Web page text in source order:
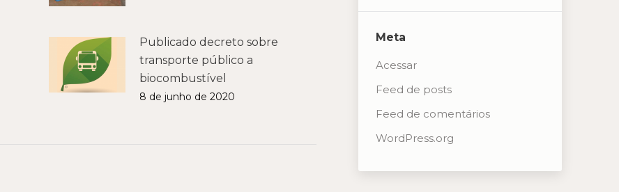
Publicado decreto sobre
transporte público a
biocombustível
8 de junho de 2020
Meta
Acessar
Feed de posts
Feed de comentários
WordPress.org